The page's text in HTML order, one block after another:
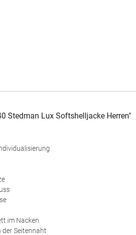
Stedman Lux Softshelljacke Herren"
im Nacken
der Seitennaht